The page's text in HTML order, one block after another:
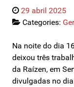
29 abril 2025
Categories:
Na noite do dia
deixou três
da Raízen, em
divulgadas no